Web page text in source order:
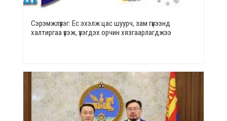
Сэрэмжлүүлэг: Ес эхэлж цас шуурч, зам гүвээнд
халтиргаа үүсэж, үзэгдэх орчин хязгаарлагджээ